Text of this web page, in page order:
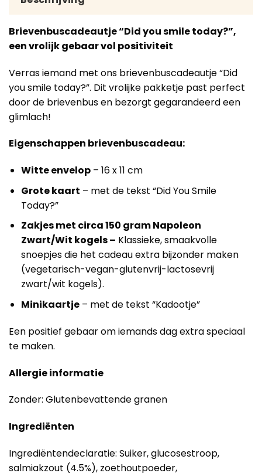
Brievenbuscadeautje “Did you smile today?”,
een vrolijk gebaar vol positiviteit
Verras iemand met ons brievenbuscadeautje “Did
you smile today?”. Dit vrolijke pakketje past perfect
door de brievenbus en bezorgt gegarandeerd een
glimlach!
Eigenschappen brievenbuscadeau:
Witte envelop– 16 x 11 cm
Grote kaart – met de tekst “Did You Smile
Today?”
Zakjes met circa 150 gram Napoleon
Zwart/Wit kogels – Klassieke, smaakvolle
snoepjes die het cadeau extra bijzonder maken
(vegetarisch-vegan-glutenvrij-lactosevrij
zwart/wit kogels).
Minikaartje– met de tekst “Kadootje”
Een positief gebaar om iemands dag extra speciaal
te maken.
Allergie informatie
Zonder: Glutenbevattende granen
Ingrediënten
Ingrediëntendeclaratie: Suiker, glucosestroop,
salmiakzout (4.5%), zoethoutpoeder,